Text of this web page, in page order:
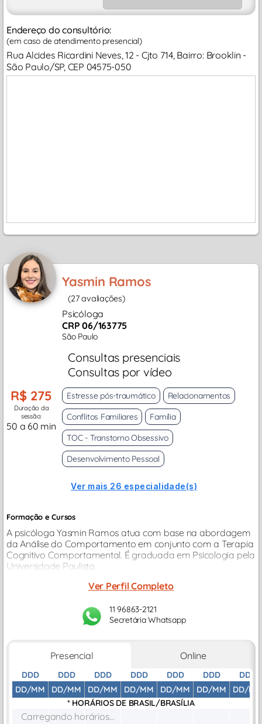
Endereço do consultório:
(em caso de atendimento presencial)
Rua Alcides Ricardini Neves, 12 - Cjto 714, Bairro: Brooklin -
São Paulo/SP, CEP 04575-050
Yasmin Ramos
(27 avaliações)
Psicóloga
CRP 06/163775
São Paulo
Consultas presenciais
Consultas por vídeo
R$ 275
Duração da
sessão:
50 a 60 min
Estresse pós-traumático
Relacionamentos
Conflitos Familiares
Família
TOC - Transtorno Obsessivo
Desenvolvimento Pessoal
Ver mais 26 especialidade(s)
Formação e Cursos
A psicóloga Yasmin Ramos atua com base na abordagem
da Análise do Comportamento em conjunto com a Terapia
Cognitivo Comportamental. É graduada em Psicologia pela
Universidade Paulista.
Ver Perfil Completo
11 96863-2121
Secretária Whatsapp
Presencial Online
DDD
DD/MM
DDD
DD/MM
DDD
DD/MM
DDD
DD/MM
DDD
DD/MM
DDD
DD/MM
DDD
DD/MM
* HORÁRIOS DE BRASIL/BRASÍLIA
Carregando horários...